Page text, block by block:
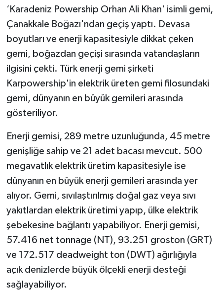
‘Karadeniz Powership Orhan Ali Khan' isimli gemi,
Çanakkale Boğazı'ndan geçiş yaptı. Devasa
boyutları ve enerji kapasitesiyle dikkat çeken
gemi, boğazdan geçişi sırasında vatandaşların
ilgisini çekti. Türk enerji gemi şirketi
Karpowership'in elektrik üreten gemi filosundaki
gemi, dünyanın en büyük gemileri arasında
gösteriliyor.
Enerji gemisi, 289 metre uzunluğunda, 45 metre
genişliğe sahip ve 21 adet bacası mevcut. 500
megavatlık elektrik üretim kapasitesiyle ise
dünyanın en büyük enerji gemileri arasında yer
alıyor. Gemi, sıvılaştırılmış doğal gaz veya sıvı
yakıtlardan elektrik üretimi yapıp, ülke elektrik
şebekesine bağlantı yapabiliyor. Enerji gemisi,
57.416 net tonnage (NT), 93.251 groston (GRT)
ve 172.517 deadweight ton (DWT) ağırlığıyla
açık denizlerde büyük ölçekli enerji desteği
sağlayabiliyor.
Kadın
Kim kimdir?
Kültür Sanat
Sağlık
Siyaset
Teknoloji
Televizyon